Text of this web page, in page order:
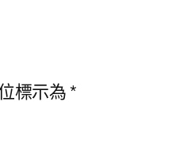
標示為*